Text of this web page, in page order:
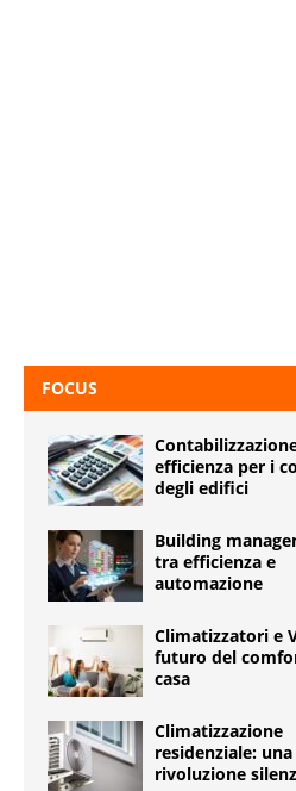
FOCUS
efficienza per i
degli edifici
Building
tra efficienza e
automazione
Climatizzatori e
futuro del
casa
Climatizzazione
residenziale: una
rivoluzione